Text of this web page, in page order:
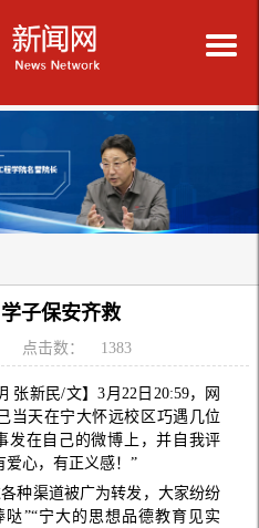
子保安齐救
点击数： 1383
张新民/文】3月22日20:59，网
当天在宁大怀远校区巧遇几位
发在自己的微博上，并自我评
爱心，有正义感！”
种渠道被广为转发，大家纷纷
”“宁大的思想品德教育见实